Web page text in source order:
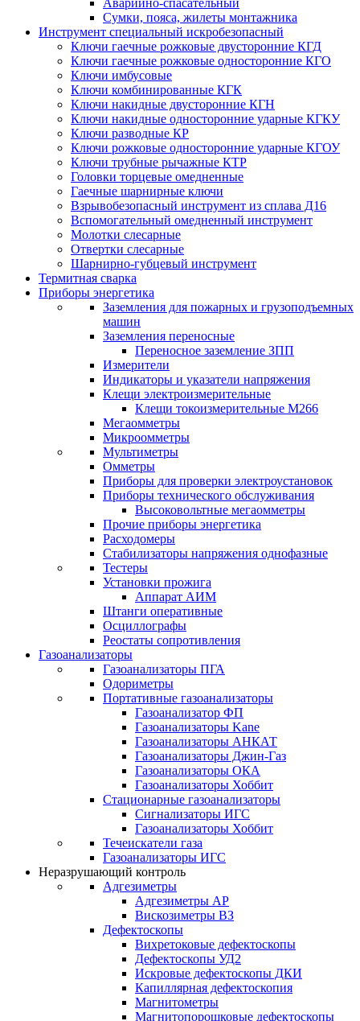
Аварийно-спасательный
Сумки, пояса, жилеты монтажника
Инструмент специальный искробезопасный
Ключи гаечные рожковые двусторонние КГД
Ключи гаечные рожковые односторонние КГО
Ключи имбусовые
Ключи комбинированные КГК
Ключи накидные двусторонние КГН
Ключи накидные односторонние ударные КГКУ
Ключи разводные КР
Ключи рожковые односторонние ударные КГОУ
Ключи трубные рычажные КТР
Головки торцевые омедненные
Гаечные шарнирные ключи
Взрывобезопасный инструмент из сплава Д16
Вспомогательный омедненный инструмент
Молотки слесарные
Отвертки слесарные
Шарнирно-губцевый инструмент
Термитная сварка
Приборы энергетика
Заземления для пожарных и грузоподъемных
машин
Заземления переносные
Переносное заземление ЗПП
Измерители
Индикаторы и указатели напряжения
Клещи электроизмерительные
Клещи токоизмерительные М266
Мегаомметры
Микроомметры
Мультиметры
Омметры
Приборы для проверки электроустановок
Приборы технического обслуживания
Высоковольтные мегаомметры
Прочие приборы энергетика
Расходомеры
Стабилизаторы напряжения однофазные
Тестеры
Установки прожига
Аппарат АИМ
Штанги оперативные
Осциллографы
Реостаты сопротивления
Газоанализаторы
Газоанализаторы ПГА
Одориметры
Портативные газоанализаторы
Газоанализатор ФП
Газоанализаторы Kane
Газоанализаторы АНКАТ
Газоанализаторы Джин-Газ
Газоанализаторы ОКА
Газоанализаторы Хоббит
Стационарные газоанализаторы
Сигнализаторы ИГС
Газоанализаторы Хоббит
Течеискатели газа
Газоанализаторы ИГС
Неразрушающий контроль
Адгезиметры
Адгезиметры АР
Вискозиметры ВЗ
Дефектоскопы
Вихретоковые дефектоскопы
Дефектоскопы УД2
Искровые дефектоскопы ДКИ
Капиллярная дефектоскопия
Магнитометры
Магнитопорошковые дефектоскопы